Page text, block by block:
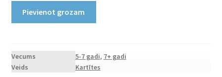
daudzums
Pievienot grozam
Vecums 5-7 gadi, 7+ gadi
Veids
Kartītes